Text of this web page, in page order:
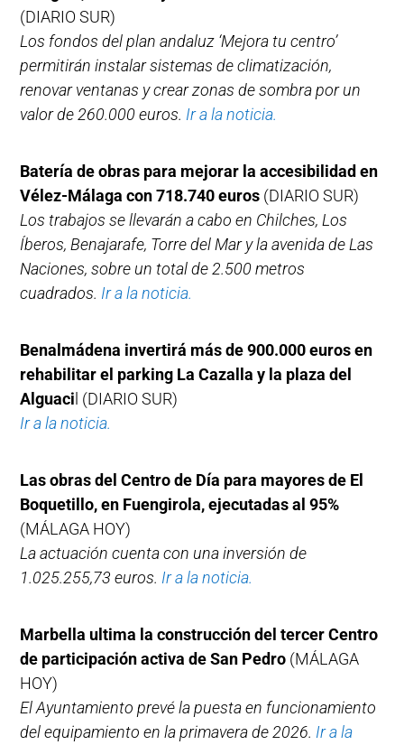
(DIARIO SUR)
Los fondos del plan andaluz ‘Mejora tu centro’
permitirán instalar sistemas de climatización,
renovar ventanas y crear zonas de sombra por un
valor de 260.000 euros. Ir a la noticia.
Batería de obras para mejorar la accesibilidad en
Vélez-Málaga con 718.740 euros (DIARIO SUR)
Los trabajos se llevarán a cabo en Chilches, Los
Íberos, Benajarafe, Torre del Mar y la avenida de Las
Naciones, sobre un total de 2.500 metros
cuadrados. Ir a la noticia.
Benalmádena invertirá más de 900.000 euros en
rehabilitar el parking La Cazalla y la plaza del
Alguacil (DIARIO SUR)
Ir a la noticia.
Las obras del Centro de Día para mayores de El
Boquetillo, en Fuengirola, ejecutadas al 95%
(MÁLAGA HOY)
La actuación cuenta con una inversión de
1.025.255,73 euros. Ir a la noticia.
Marbella ultima la construcción del tercer Centro
de participación activa de San Pedro (MÁLAGA
HOY)
El Ayuntamiento prevé la puesta en funcionamiento
del equipamiento en la primavera de 2026. Ir a la